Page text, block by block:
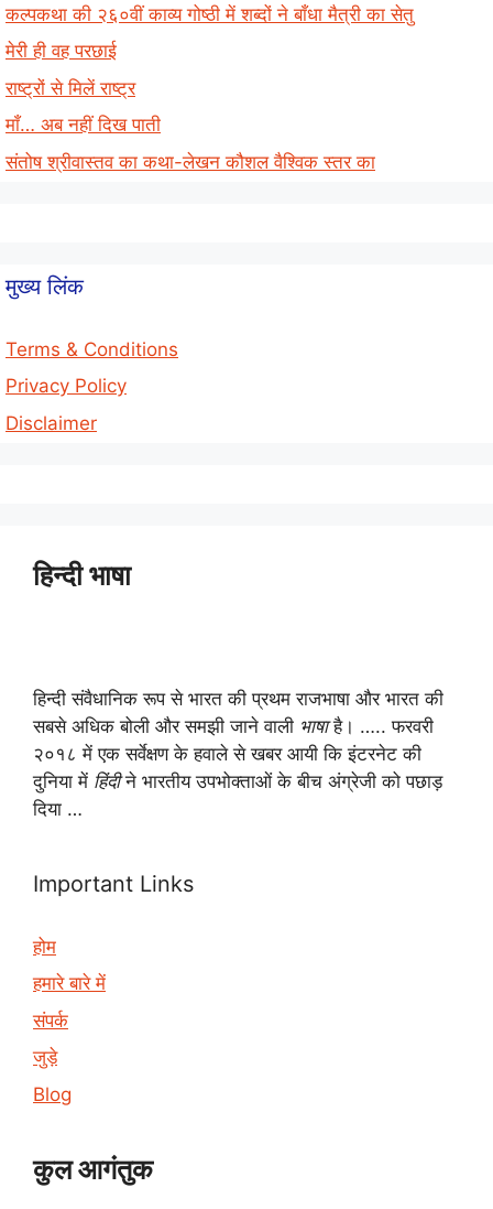
कल्पकथा की २६०वीं काव्य गोष्ठी में शब्दों ने बाँधा मैत्री का सेतु
मेरी ही वह परछाई
राष्ट्रों से मिलें राष्ट्र
माँ… अब नहीं दिख पाती
संतोष श्रीवास्तव का कथा-लेखन कौशल वैश्विक स्तर का
मुख्य लिंक
Terms & Conditions
Privacy Policy
Disclaimer
हिन्दी भाषा
हिन्दी संवैधानिक रूप से भारत की प्रथम राजभाषा और भारत की
सबसे अधिक बोली और समझी जाने वाली भाषाहै। ….. फरवरी
२०१८ में एक सर्वेक्षण के हवाले से खबर आयी कि इंटरनेट की
दुनिया में हिंदीने भारतीय उपभोक्ताओं के बीच अंग्रेजी को पछाड़
दिया …
Important Links
होम
हमारे बारे में
संपर्क
जुड़े
Blog
कुल आगंतुक